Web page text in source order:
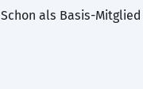
Schon als Basis-